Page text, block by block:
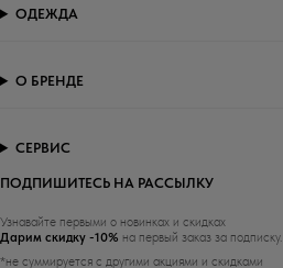
ПОДПИШИТЕСЬ НА РАССЫЛКУ
Узнавайте первыми о новинках и скидках
Дарим скидку -10% на первый заказ за подписку.
*не суммируется с другими акциями и скидками
ОДЕЖДА
О БРЕНДЕ
СЕРВИС